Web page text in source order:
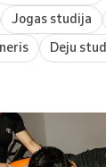
Jogas studija
Deju